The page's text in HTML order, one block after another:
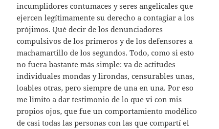
incumplidores contumaces y seres angelicales que
ejercen legítimamente su derecho a contagiar a los
prójimos. Qué decir de los denunciadores
compulsivos de los primeros y de los defensores a
machamartillo de los segundos. Todo, como si esto
no fuera bastante más simple: va de actitudes
individuales mondas y lirondas, censurables unas,
loables otras, pero siempre de una en una. Por eso
me limito a dar testimonio de lo que vi con mis
propios ojos, que fue un comportamiento modélico
de casi todas las personas con las que compartí el